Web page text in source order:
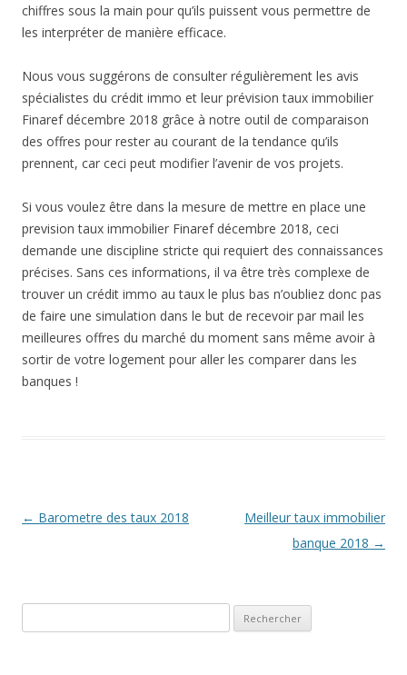
chiffres sous la main pour qu’ils puissent vous permettre de
les interpréter de manière efficace.
Nous vous suggérons de consulter régulièrement les avis
spécialistes du crédit immo et leur prévision taux immobilier
Finaref décembre 2018 grâce à notre outil de comparaison
des offres pour rester au courant de la tendance qu’ils
prennent, car ceci peut modifier l’avenir de vos projets.
Si vous voulez être dans la mesure de mettre en place une
prevision taux immobilier Finaref décembre 2018, ceci
demande une discipline stricte qui requiert des connaissances
précises. Sans ces informations, il va être très complexe de
trouver un crédit immo au taux le plus bas n’oubliez donc pas
de faire une simulation dans le but de recevoir par mail les
meilleures offres du marché du moment sans même avoir à
sortir de votre logement pour aller les comparer dans les
banques !
Navigation
← Barometre des taux 2018
Meilleur taux immobilier
banque 2018 →